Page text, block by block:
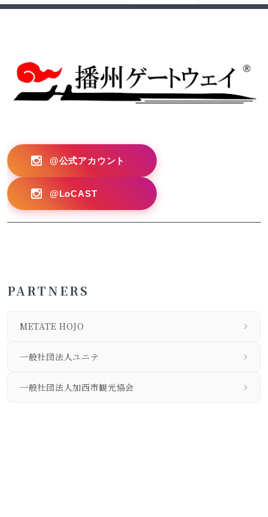
@公式アカウント
@LoCAST
PARTNERS
METATE HOJO
一般社団法人ユニテ
一般社団法人加西市観光協会